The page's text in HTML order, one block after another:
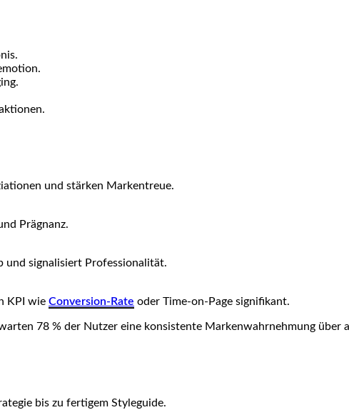
und stärken Markentreue.
Prägnanz.
und signalisiert Professionalität.
KPI wie Conversion-Rate oder Time-on-Page signifikant.
78 % der Nutzer eine konsistente Markenwahrnehmung über
bis zu fertigem Styleguide.